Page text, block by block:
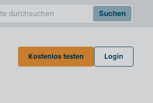
Suchen
Kostenlos testen Login